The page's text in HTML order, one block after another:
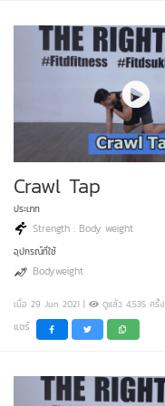
Crawl Tap
ประเภท
Strength : Body weight
อุปกรณ์ที่ใช้
Bodyweight
เมื่อ 29 Jun 2021 | ดูแล้ว 4,535 ครั้ง
แชร์